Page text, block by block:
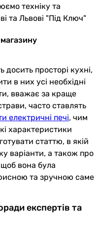
техніку та
та Львові "Під Ключ"
досить просторі кухні,
в них усі необхідні
вважає за краще
часто ставлять
електричні печі, чим
характеристики
статтю, в якій
варіанти, а також про
вона була
та зручною саме
експертів та